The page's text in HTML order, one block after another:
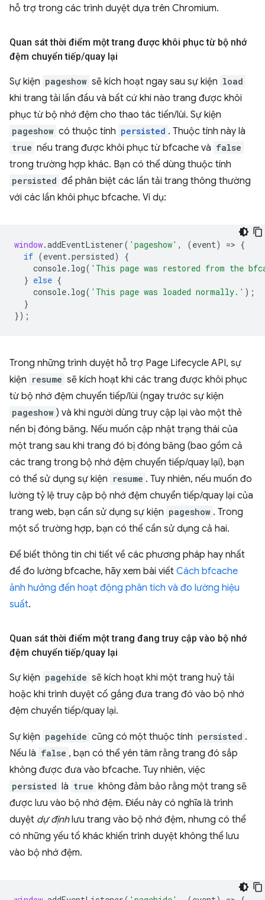
hỗ trợ trong các trình duyệt dựa trên Chromium.
Quan sát thời điểm một trang được khôi phục từ bộ nhớ
đệm chuyển tiếp/quay lại
Sự kiện pageshow sẽ kích hoạt ngay sau sự kiện load
khi trang tải lần đầu và bất cứ khi nào trang được khôi
phục từ bộ nhớ đệm cho thao tác tiến/lùi. Sự kiện
pageshow có thuộc tính persisted . Thuộc tính này là
true nếu trang được khôi phục từ bfcache và false
trong trường hợp khác. Bạn có thể dùng thuộc tính
persisted để phân biệt các lần tải trang thông thường
với các lần khôi phục bfcache. Ví dụ:
window.addEventListener( 'pageshow' , (event) => {
if (event.persisted)
{
console. log( 'This page was restored from the
} else {
console. log( 'This page was loaded normally.' );
}
});
Trong những trình duyệt hỗ trợ Page Lifecycle API, sự
kiện resume sẽ kích hoạt khi các trang được khôi phục
từ bộ nhớ đệm chuyển tiếp/lùi (ngay trước sự kiện
pageshow ) và khi người dùng truy cập lại vào một thẻ
nền bị đóng băng. Nếu muốn cập nhật trạng thái của
một trang sau khi trang đó bị đóng băng (bao gồm cả
các trang trong bộ nhớ đệm chuyển tiếp/quay lại), bạn
có thể sử dụng sự kiện resume . Tuy nhiên, nếu muốn đo
lường tỷ lệ truy cập bộ nhớ đệm chuyển tiếp/quay lại của
trang web, bạn cần sử dụng sự kiện pageshow . Trong
một số trường hợp, bạn có thể cần sử dụng cả hai.
Để biết thông tin chi tiết về các phương pháp hay nhất
để đo lường bfcache, hãy xem bài viết Cách bfcache
ảnh hưởng đến hoạt động phân tích và đo lường hiệu
suất.
Quan sát thời điểm một trang đang truy cập vào bộ nhớ
đệm chuyển tiếp/quay lại
Sự kiện pagehide sẽ kích hoạt khi một trang huỷ tải
hoặc khi trình duyệt cố gắng đưa trang đó vào bộ nhớ
đệm chuyển tiếp/quay lại.
Sự kiện pagehide cũng có một thuộc tính persisted .
Nếu là false , bạn có thể yên tâm rằng trang đó sắp
không được đưa vào bfcache. Tuy nhiên, việc
persisted là true không đảm bảo rằng một trang sẽ
được lưu vào bộ nhớ đệm. Điều này có nghĩa là trình
duyệt dự địnhlưu trang vào bộ nhớ đệm, nhưng có thể
có những yếu tố khác khiến trình duyệt không thể lưu
vào bộ nhớ đệm.